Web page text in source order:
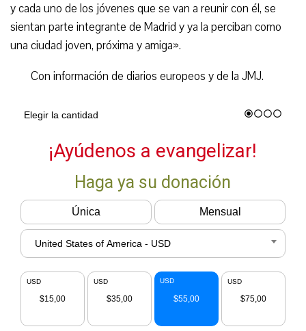
y cada uno de los jóvenes que se van a reunir con él, se
sientan parte integrante de Madrid y ya la perciban como
una ciudad joven, próxima y amiga».
Con información de diarios europeos y de la JMJ.